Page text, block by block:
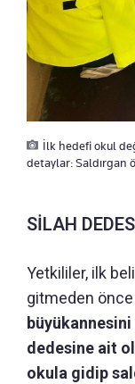
İlk hedefi okul
detaylar: Saldırgan
SİLAH
Yetkililer, ilk
gitmeden önce
dedesine ait
okula gidip